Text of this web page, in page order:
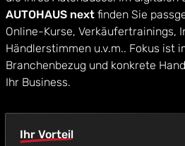
AUTOHAUS next finden Sie
Online-Kurse, Verkäufertrainings,
Händlerstimmen u.v.m.. Fokus ist
Branchenbezug und konkrete
Ihr Business.
Ihr Vorteil